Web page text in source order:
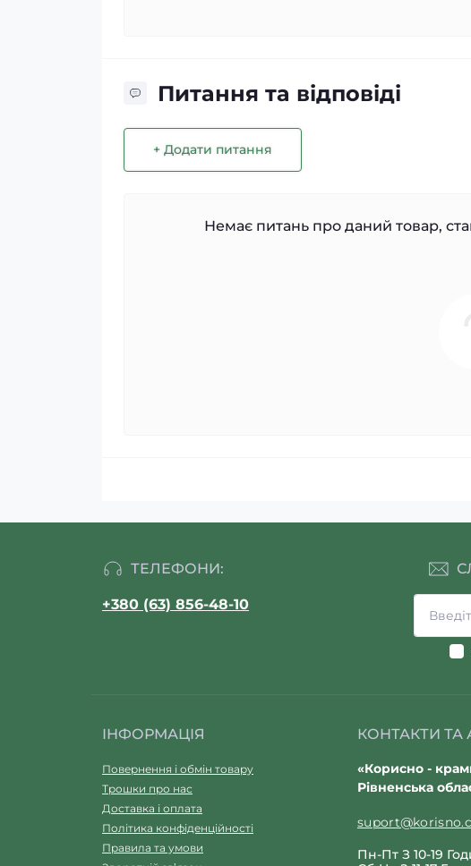
Питання та відповіді
+ Додати питання
Немає питань про даний товар,
ТЕЛЕФОНИ:
+380 (63) 856-48-10
ІНФОРМАЦІЯ
Повернення і обмін товару
Трошки про нас
Доставка і оплата
Політика конфіденційності
Правила та умови
КОНТАКТИ ТА
«Корисно -
Рівненська
Пн-Пт З 10-19